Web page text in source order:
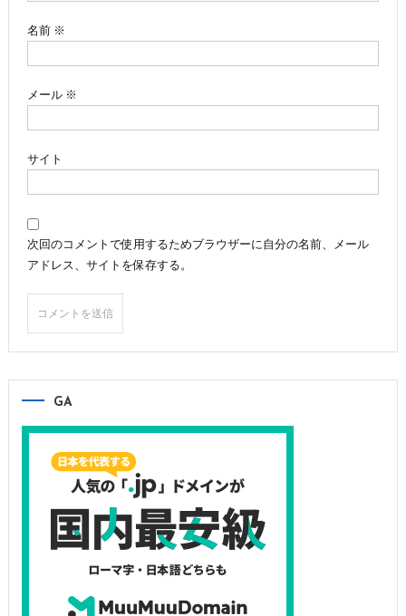
名前 ※
メール ※
サイト
次回のコメントで使用するためブラウザーに自分の名前、メール
アドレス、サイトを保存する。
GA